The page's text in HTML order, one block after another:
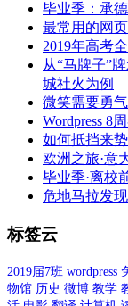
毕业季：承
最常用的网
2019年高考
从“马牌子”
城社火为例
微笑需要勇气
Wordpress 8
如何抵挡来
欧洲之旅·意
毕业季·离校
危地马拉发
标签云
2019届7班 wordpress
物馆 历史 微博 教学